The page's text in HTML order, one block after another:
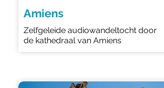
Amiens
Zelfgeleide audiowandeltocht door
de kathedraal van Amiens